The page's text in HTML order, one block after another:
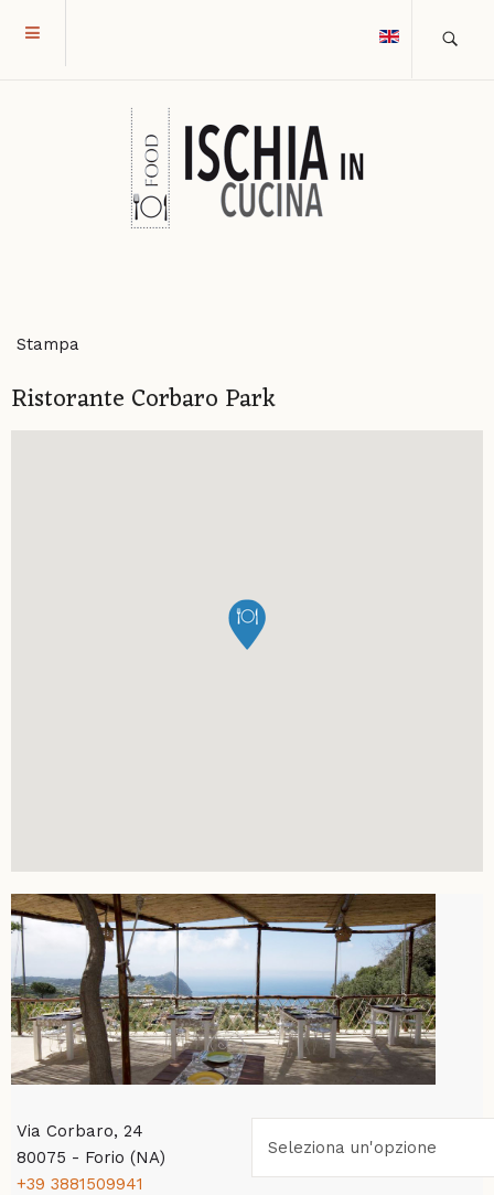
Stampa
Ristorante Corbaro Park
Via Corbaro, 24
80075 - Forio (NA)
+39 3881509941